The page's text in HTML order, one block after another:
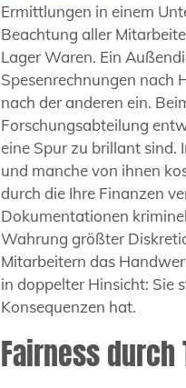
Ermittlungen in einem
Beachtung aller
Lager Waren. Ein
Spesenrechnungen nach
nach der anderen ein.
Forschungsabteilung
eine Spur zu brillant sind.
und manche von ihnen
durch die Ihre Finanzen
Dokumentationen
Wahrung größter
Mitarbeitern das
in doppelter Hinsicht: Sie
Konsequenzen hat.
Fairness durch